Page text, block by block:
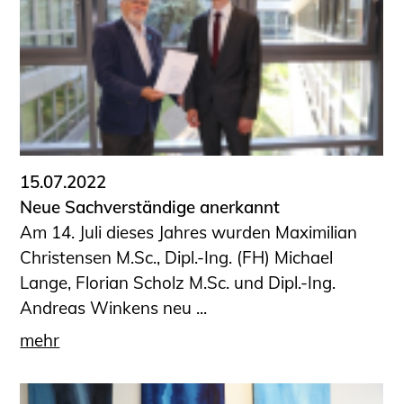
15.07.2022
Neue Sachverständige anerkannt
Am 14. Juli dieses Jahres wurden Maximilian
Christensen M.Sc., Dipl.-Ing. (FH) Michael
Lange, Florian Scholz M.Sc. und Dipl.-Ing.
Andreas Winkens neu ...
mehr